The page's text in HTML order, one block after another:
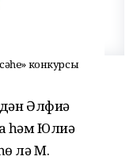
конкурсы
Әлфиә
һәм Юлиә
лә М.